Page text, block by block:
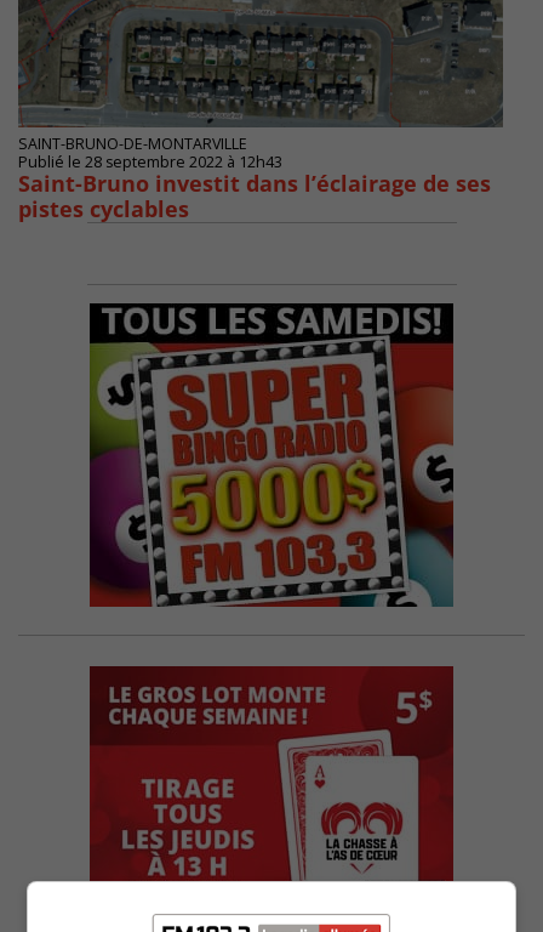
SAINT-BRUNO-DE-MONTARVILLE
Publié le 28 septembre 2022 à 12h43
Saint-Bruno investit dans l’éclairage de ses
pistes cyclables